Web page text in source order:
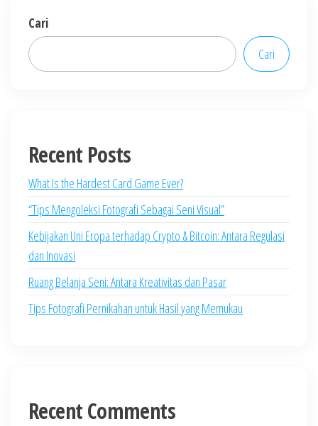
Cari
Cari
Recent Posts
What Is the Hardest Card Game Ever?
“Tips Mengoleksi Fotografi Sebagai Seni Visual”
Kebijakan Uni Eropa terhadap Crypto & Bitcoin: Antara Regulasi
dan Inovasi
Ruang Belanja Seni: Antara Kreativitas dan Pasar
Tips Fotografi Pernikahan untuk Hasil yang Memukau
Recent Comments